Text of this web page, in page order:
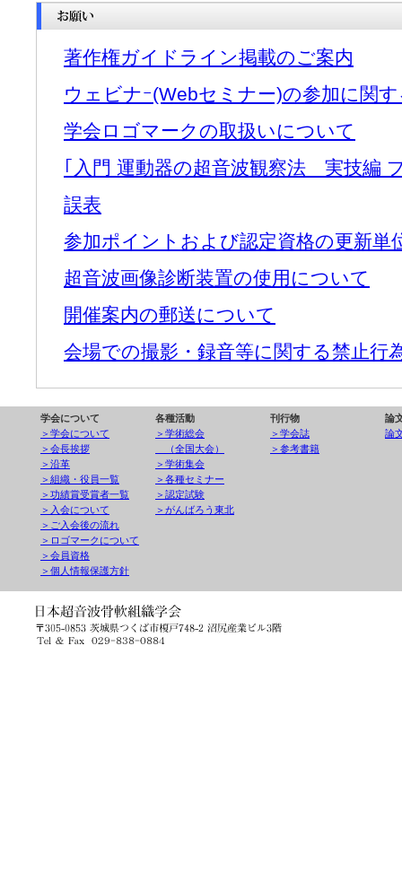
著作権ガイドライン掲載のご案内
ウェビナｰ(Webセミナー)の参加に関
学会ロゴマークの取扱いについて
｢入門 運動器の超音波観察法 実技編
誤表
参加ポイントおよび認定資格の更新単
超音波画像診断装置の使用について
開催案内の郵送について
会場での撮影・録音等に関する禁止行
学会について
＞学会について
＞会長挨拶
＞沿革
＞組織・役員一覧
＞功績賞受賞者一覧
＞入会について
＞ご入会後の流れ
＞ロゴマークについて
＞会員資格
＞個人情報保護方針
各種活動
＞学術総会
（全国大会）
＞学術集会
＞各種セミナー
＞認定試験
＞がんばろう東北
刊行物
＞学会誌
＞参考書籍
論
論